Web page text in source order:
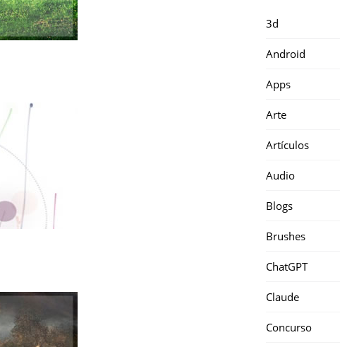
3d
Android
Apps
Arte
Artículos
Audio
Blogs
Brushes
ChatGPT
Claude
Concurso